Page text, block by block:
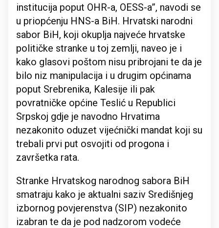
institucija poput OHR-a, OESS-a”, navodi se
u priopćenju HNS-a BiH. Hrvatski narodni
sabor BiH, koji okuplja najveće hrvatske
političke stranke u toj zemlji, naveo je i
kako glasovi poštom nisu pribrojani te da je
bilo niz manipulacija i u drugim općinama
poput Srebrenika, Kalesije ili pak
povratničke općine Teslić u Republici
Srpskoj gdje je navodno Hrvatima
nezakonito oduzet vijećnički mandat koji su
trebali prvi put osvojiti od progona i
završetka rata.
Stranke Hrvatskog narodnog sabora BiH
smatraju kako je aktualni saziv Središnjeg
izbornog povjerenstva (SIP) nezakonito
izabran te da je pod nadzorom vodeće